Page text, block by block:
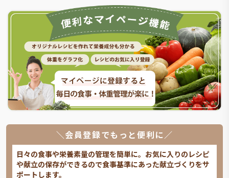
＼会員登録でもっと便利に／
日々の食事や栄養素量の管理を簡単に。お気に入りのレシピ
や献立の保存ができるので食事基準にあった献立づくりをサ
ポートします。